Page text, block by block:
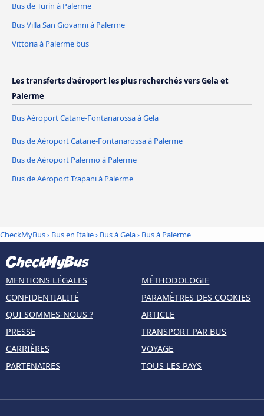
Bus de Turin à Palerme
Bus Villa San Giovanni à Palerme
Vittoria à Palerme bus
Les transferts d'aéroport les plus recherchés vers Gela et
Palerme
Bus Aéroport Catane-Fontanarossa à Gela
Bus de Aéroport Catane-Fontanarossa à Palerme
Bus de Aéroport Palermo à Palerme
Bus de Aéroport Trapani à Palerme
CheckMyBus› Bus en Italie› Bus à Gela› Bus à Palerme
MENTIONS LÉGALES
CONFIDENTIALITÉ
QUI SOMMES-NOUS ?
PRESSE
CARRIÈRES
PARTENAIRES
MÉTHODOLOGIE
PARAMÈTRES DES COOKIES
ARTICLE
TRANSPORT PAR BUS
VOYAGE
TOUS LES PAYS